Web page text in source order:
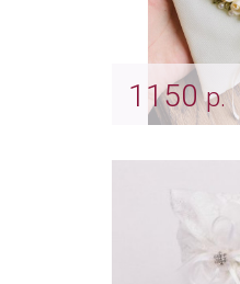
1150р.
"Domenica"